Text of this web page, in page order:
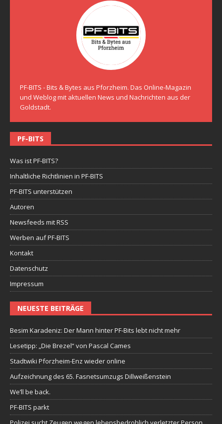
PF-BITS - Bits & Bytes aus Pforzheim. Das Online-Magazin
und Weblog mit aktuellen News und Nachrichten aus der
Goldstadt.
PF-BITS
Was ist PF-BITS?
Inhaltliche Richtlinien in PF-BITS
PF-BITS unterstützen
Autoren
Newsfeeds mit RSS
Werben auf PF-BITS
Kontakt
Datenschutz
Impressum
NEUESTE BEITRÄGE
Besim Karadeniz: Der Mann hinter PF-Bits lebt nicht mehr
Lesetipp: „Die Brezel“ von Pascal Cames
Stadtwiki Pforzheim-Enz wieder online
Aufzeichnung des 65. Fasnetsumzugs Dillweißenstein
We’ll be back.
PF-BITS parkt